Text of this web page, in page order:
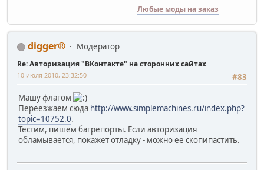
Любые моды на заказ
digger® Модератор
Re: Авторизация "ВКонтакте" на сторонних сайтах
#83
10 июля 2010, 23:32:50
Машу флагом
Переезжаем сюда http://www.simplemachines.ru/index.php?
topic=10752.0.
Тестим, пишем багрепорты. Если авторизация
обламывается, покажет отладку - можно ее скопипастить.